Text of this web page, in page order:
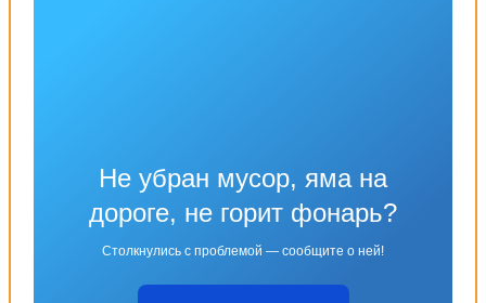
Не убран мусор, яма на
дороге, не горит фонарь?
Столкнулись с проблемой — сообщите о ней!